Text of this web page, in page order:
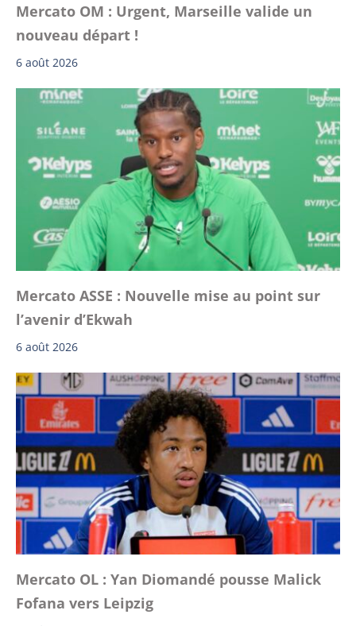
Mercato OM : Urgent, Marseille valide un
nouveau départ !
6 août 2026
Mercato ASSE : Nouvelle mise au point sur
l’avenir d’Ekwah
6 août 2026
Mercato OL : Yan Diomandé pousse Malick
Fofana vers Leipzig